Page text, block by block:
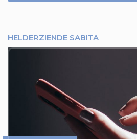
HELDERZIENDE SABITA